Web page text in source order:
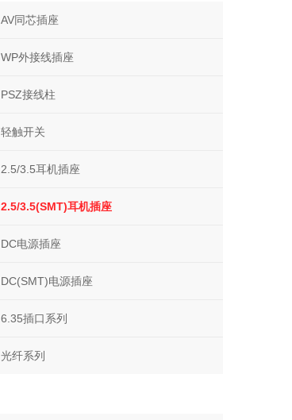
AV同芯插座
WP外接线插座
PSZ接线柱
轻触开关
2.5/3.5耳机插座
2.5/3.5(SMT)耳机插座
DC电源插座
DC(SMT)电源插座
6.35插口系列
光纤系列